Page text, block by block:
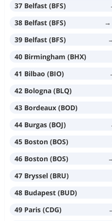
37 Belfast (BFS)
38 Belfast (BFS)
→
39 Belfast (BFS)
40 Birmingham (BHX)
41 Bilbao (BIO)
42 Bologna (BLQ)
43 Bordeaux (BOD)
44 Burgas (BOJ)
45 Boston (BOS)
46 Boston (BOS)
47 Bryssel (BRU)
48 Budapest (BUD)
49 Paris (CDG)